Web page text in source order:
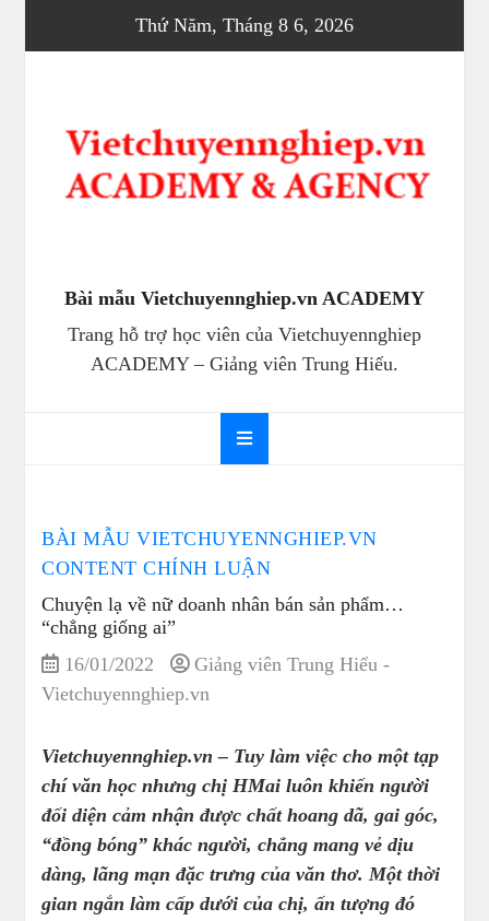
Thứ Năm, Tháng 8 6, 2026
Bài mẫu Vietchuyennghiep.vn ACADEMY
Trang hỗ trợ học viên của Vietchuyennghiep
ACADEMY – Giảng viên Trung Hiếu.
BÀI MẪU VIETCHUYENNGHIEP.VN
CONTENT CHÍNH LUẬN
Chuyện lạ về nữ doanh nhân bán sản phẩm…
“chẳng giống ai”
16/01/2022
Giảng viên Trung Hiếu -
Vietchuyennghiep.vn
Vietchuyennghiep.vn – Tuy làm việc cho một tạp
chí văn học nhưng chị HMai luôn khiến người
đối diện cảm nhận được chất hoang dã, gai góc,
“đồng bóng” khác người, chẳng mang vẻ dịu
dàng, lãng mạn đặc trưng của văn thơ. Một thời
gian ngắn làm cấp dưới của chị, ấn tượng đó